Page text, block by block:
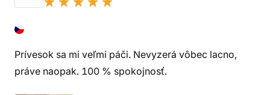
Prívesok sa mi veľmi páči. Nevyzerá vôbec lacno,
práve naopak. 100 % spokojnosť.